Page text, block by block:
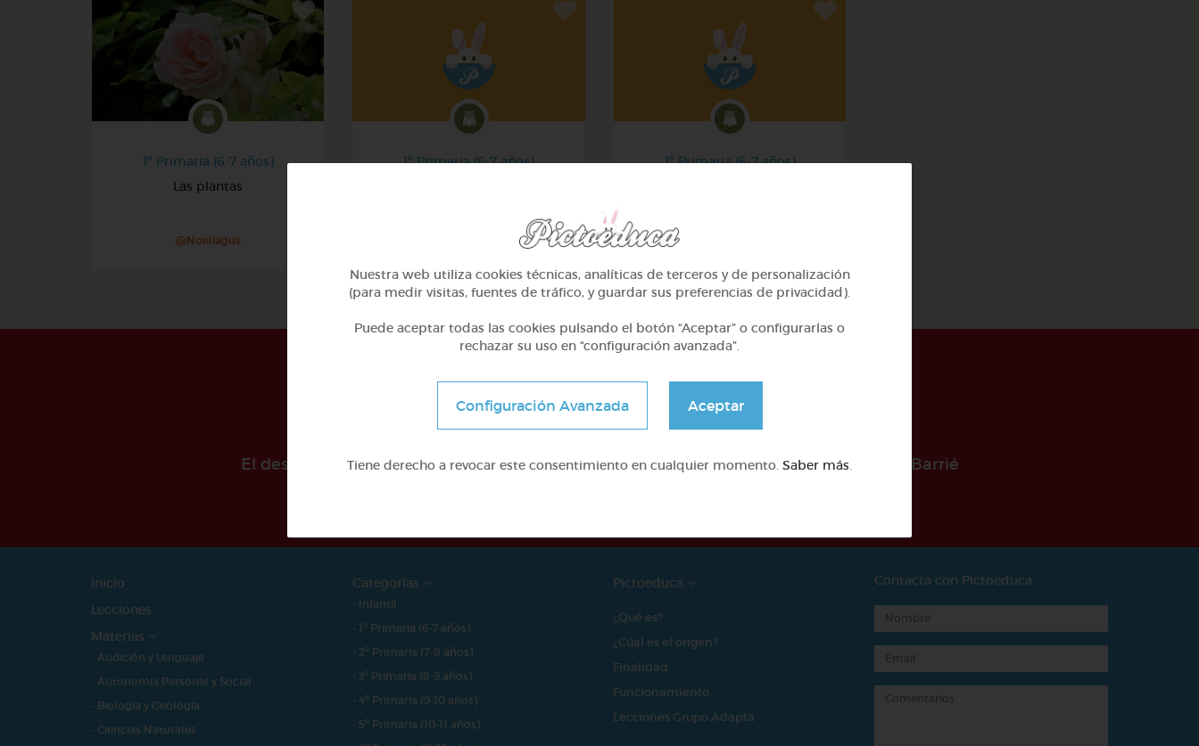
1º Primaria (6-7 años)
Las plantas
@Noeliagus
1º Primaria (6-7 años)
1º Primaria (6-7 años)
El desarollo de este proyecto ha sido posible gracias al mecenazgo de la Fundación Barrié
Inicio
Lecciones
Materias
- Audición y Lenguaje
- Autonomía Personal y Social
- Biología y Geología
- Ciencias Naturales
Categorías
- Infantil
- 1º Primaria (6-7 años)
- 2º Primaria (7-8 años)
- 3º Primaria (8-9 años)
- 4º Primaria (9-10 años)
- 5º Primaria (10-11 años)
Pictoeduca
¿Qué es?
¿Cúal es el origen?
Finalidad
Funcionamiento
Lecciones Grupo Adapta
Contacta con Pictoeduca
Nuestra web utiliza cookies técnicas, analíticas de terceros y de personalización
(para medir visitas, fuentes de tráfico, y guardar sus preferencias de privacidad).
Puede aceptar todas las cookies pulsando el botón “Aceptar” o configurarlas o
rechazar su uso en “configuración avanzada”.
Configuración Avanzada Aceptar
Tiene derecho a revocar este consentimiento en cualquier momento. Saber más.